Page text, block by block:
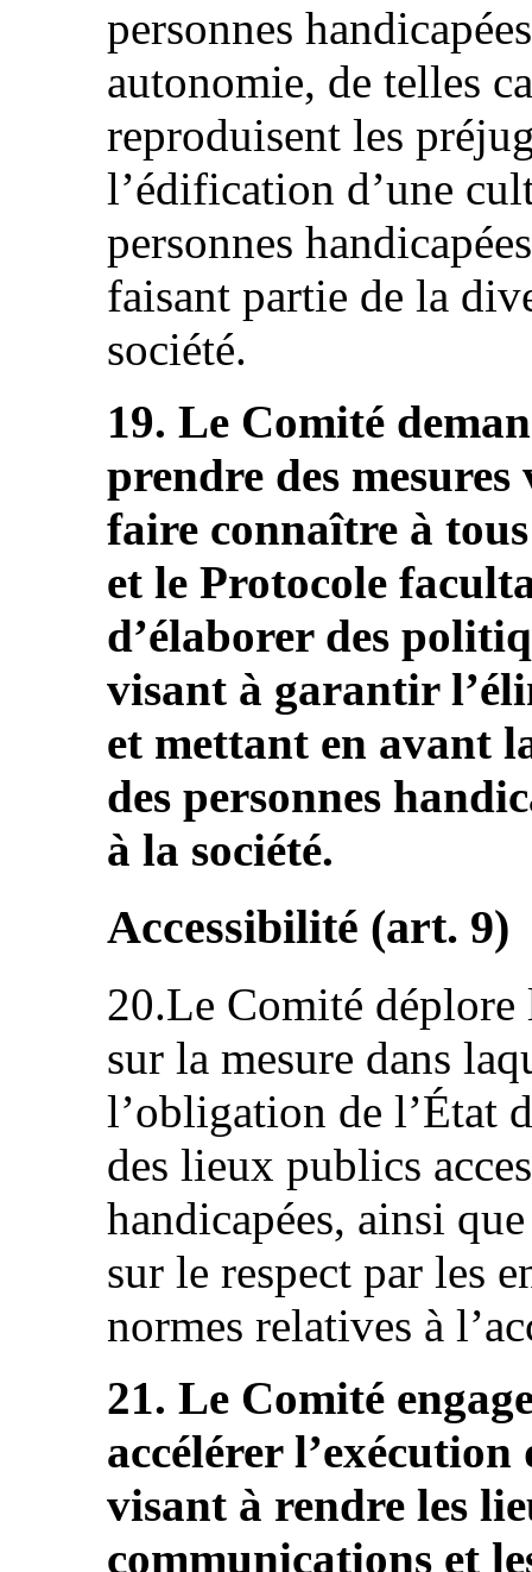
personnes
autonomie, de telles
reproduisent les
l’édification d’une
personnes
faisant partie de la
société.
19. Le Comité
prendre des
faire connaître à
et le Protocole
d’élaborer des
visant à garantir
et mettant en avant
des personnes
à la société.
Accessibilité (art. 9)
20.Le Comité déplore
sur la mesure dans
l’obligation de l’État
des lieux publics
handicapées, ainsi
sur le respect par les
normes relatives à
21. Le Comité
accélérer
visant à rendre les
communications et